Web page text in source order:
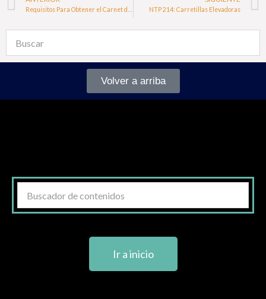
NTP 214: Carretillas Elevadoras
Volver a arriba
Ir a inicio